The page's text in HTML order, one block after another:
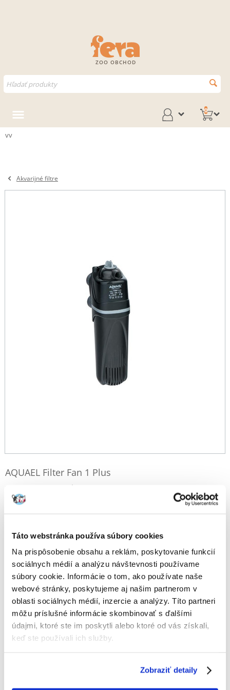
Táto webstránka používa súbory cookies
Na prispôsobenie obsahu a reklám, poskytovanie funkcií
sociálnych médií a analýzu návštevnosti používame
súbory cookie. Informácie o tom, ako používate naše
webové stránky, poskytujeme aj našim partnerom v
oblasti sociálnych médií, inzercie a analýzy. Títo partneri
môžu príslušné informácie skombinovať s ďalšími
údajmi, ktoré ste im poskytli alebo ktoré od vás získali,
keď ste používali ich služby.
Zobraziť detaily
ZOO OBCHOD
0
vv
Akvarijné filtre
AQUAEL Filter Fan 1 Plus
KÓD:
Napísať recenziu
€27.49
ODOSIELAME DO 48HODÍN
Fotky našich zákazníkov Pozri ďalšie fotografie
Popis
Filter FAN je určený na čistenie a prevzdušňovanie vody v akváriách.
Jeho prednosťami je veľmi efektívny a tichý chod, úspora energie,